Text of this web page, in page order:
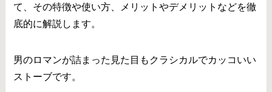
て、その特徴や使い方、メリットやデメリットなどを徹
底的に解説します。
男のロマンが詰まった見た目もクラシカルでカッコいい
ストーブです。